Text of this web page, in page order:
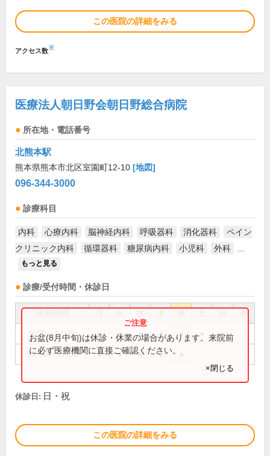
この医院の詳細をみる
アクセス数※
医療法人朝日野会朝日野総合病院
所在地・電話番号
北熊本駅
熊本県熊本市北区室園町12-10 [地図]
096-344-3000
診療科目
内科 心療内科 脳神経内科 呼吸器科 消化器科
ペイン
クリニック内科
循環器科 糖尿病内科 小児科 外科
もっと見る
診療/受付時間・休診日
祝
9:00～12:30 ● ● ● ● ●
13:30～17:30 ● ● ● ●
お盆(8月中旬)は休診・休業の場合があります。来院前
に必ず医療機関に直接ご確認ください。
×閉じる
休診日: 日・祝
この医院の詳細をみる